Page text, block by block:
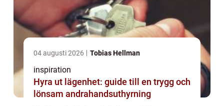
04 augusti 2026 Tobias Hellman
inspiration
Hyra ut lägenhet: guide till en trygg och
lönsam andrahandsuthyrning